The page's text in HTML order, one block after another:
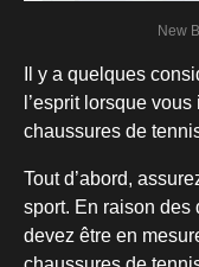
New
Il y a quelques
l’esprit lorsque
chaussures de
Tout d’abord,
sport. En raison des
devez être en